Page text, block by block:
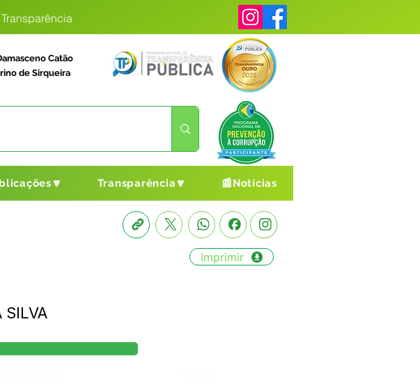
Catão
de Sirqueira
Transparência🔽 📰Notícias
Imprimir
SILVA